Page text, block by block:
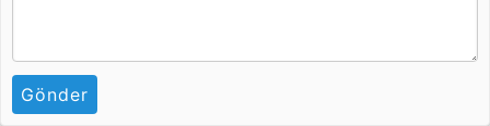
Gönder